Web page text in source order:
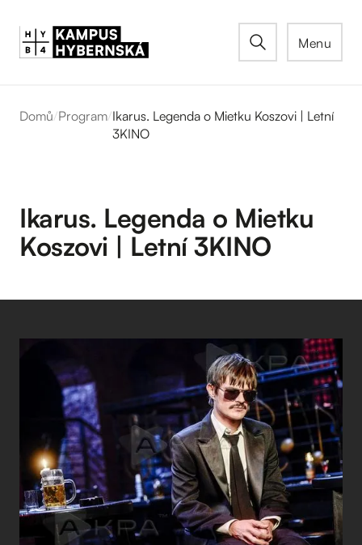
Menu
Domů/Program/Ikarus. Legenda o Mietku Koszovi | Letní
3KINO
Ikarus. Legenda o Mietku
Koszovi | Letní 3KINO